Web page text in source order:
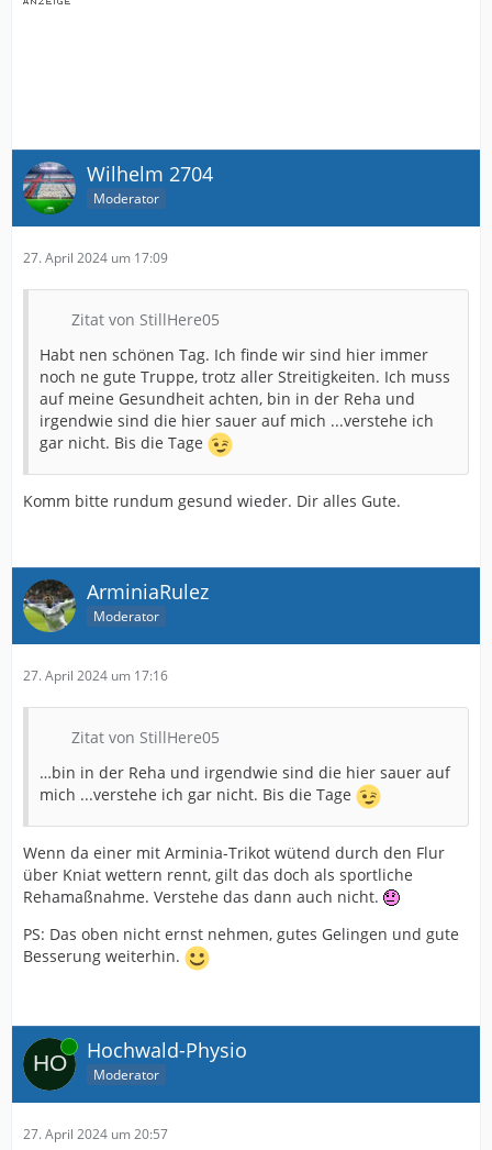
Wilhelm 2704
Moderator
27. April 2024 um 17:09
Zitat von StillHere05
Habt nen schönen Tag. Ich finde wir sind hier immer
noch ne gute Truppe, trotz aller Streitigkeiten. Ich muss
auf meine Gesundheit achten, bin in der Reha und
irgendwie sind die hier sauer auf mich ...verstehe ich
gar nicht. Bis die Tage
Komm bitte rundum gesund wieder. Dir alles Gute.
ArminiaRulez
Moderator
27. April 2024 um 17:16
Zitat von StillHere05
…bin in der Reha und irgendwie sind die hier sauer auf
mich ...verstehe ich gar nicht. Bis die Tage
Wenn da einer mit Arminia-Trikot wütend durch den Flur
über Kniat wettern rennt, gilt das doch als sportliche
Rehamaßnahme. Verstehe das dann auch nicht.
PS: Das oben nicht ernst nehmen, gutes Gelingen und gute
Besserung weiterhin.
Online Hochwald-Physio
Moderator
27. April 2024 um 20:57